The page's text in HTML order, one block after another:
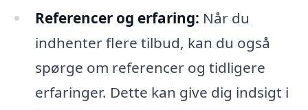
Referencer og erfaring: Når du
indhenter flere tilbud, kan du også
spørge om referencer og tidligere
erfaringer. Dette kan give dig indsigt i